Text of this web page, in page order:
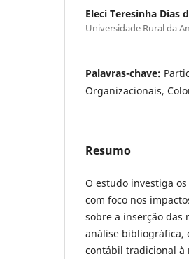
Eleci Teresinha Dias
Universidade Rural da
Palavras-chave:
Organizacionais,
Resumo
O estudo investiga
com foco nos
sobre a inserção das
análise bibliográfica,
contábil tradicional à